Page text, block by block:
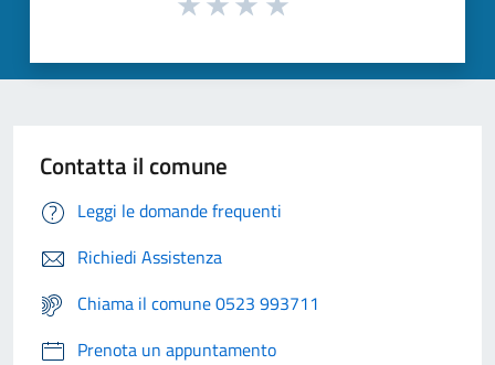
Contatta il comune
Leggi le domande frequenti
Richiedi Assistenza
Chiama il comune 0523 993711
Prenota un appuntamento